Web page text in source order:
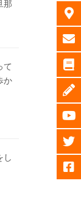
那
て
か
し